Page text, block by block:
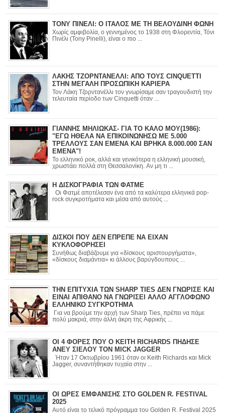
ΤΟΝΥ ΠΙΝΕΛΙ: Ο ΙΤΑΛΟΣ ΜΕ ΤΗ ΒΕΛΟΥΔΙΝΗ ΦΩΝΗ
Χωρίς αμφιβολία, ο γεννημένος το 1938 στη Φλορεντία, Τόνι
Πινέλι (Tony Pinelli), είναι ο πιο ...
ΛΑΚΗΣ ΤΖΟΡΝΤΑΝΕΛΛΙ: ΑΠΟ ΤΟΥΣ CINQUETTI
ΣΤΗΝ ΜΕΓΑΛΗ ΠΡΟΣΩΠΙΚΗ ΚΑΡΙΕΡΑ
Τον Λάκη Τζορντανέλλι τον γνωρίσαμε σαν τραγουδιστή την
τελευταία περίοδο των Cinquetti όταν ...
ΓΙΑΝΝΗΣ ΜΗΛΙΩΚΑΣ- ΓΙΑ ΤΟ ΚΑΛΟ ΜΟΥ(1986):
"ΕΓΩ ΗΘΕΛΑ ΝΑ ΕΠΙΚΟΙΝΩΝΗΣΩ ΜΕ 5.000
ΤΡΕΛΛΟΥΣ ΣΑΝ ΕΜΕΝΑ ΚΑΙ ΒΡΗΚΑ 8.000.000 ΣΑΝ
ΕΜΕΝΑ"!
Το ελληνικό ροκ, αλλά και γενικότερα η ελληνική μουσική,
χρωστάει πολλά στη Θεσσαλονίκη. Αν μη τι ...
Η ΔΙΣΚΟΓΡΑΦΙΑ ΤΩΝ ΦΑΤΜΕ
Οι Φατμέ αποτέλεσαν ένα από τα καλύτερα ελληνικά pop-
rock συγκροτήματα και μέσα από αυτούς ...
ΔΙΣΚΟΙ ΠΟΥ ΔΕΝ ΕΠΡΕΠΕ ΝΑ ΕΙΧΑΝ
ΚΥΚΛΟΦΟΡΗΣΕΙ
Συνήθως διαβάζουμε για «δίσκους αριστουργήματα»,
«δίσκους διαμάντια» κι άλλους βαρύγδουπους ...
ΤΗΝ ΕΠΙΤΥΧΙΑ ΤΩΝ SHARP TIES ΔΕΝ ΓΝΩΡΙΣΕ ΚΑΙ
ΕΙΝΑΙ ΑΠΙΘΑΝΟ ΝΑ ΓΝΩΡΙΣΕΙ ΑΛΛΟ ΑΓΓΛΟΦΩΝΟ
ΕΛΛΗΝΙΚΟ ΣΥΓΚΡΟΤΗΜΑ
Για να βρούμε την αρχή των Sharp Ties, πρέπει να πάμε
πολύ μακριά, στην άλλη άκρη της Αφρικής ...
ΟΙ 4 ΦΟΡΕΣ ΠΟΥ Ο KEITH RICHARDS ΠΗΔΗΣΕ
ΑΝΕΥ ΣΙΕΛΟΥ ΤΟΝ MICK JAGGER
Ήταν 17 Οκτωβρίου 1961 όταν οι Keith Richards και Mick
Jagger, συναντήθηκαν τυχαία στην ...
ΟΙ ΩΡΕΣ ΕΜΦΑΝΙΣΗΣ ΣΤΟ GOLDEN R. FESTIVAL
2025
Αυτό είναι το τελικό πρόγραμμα του Golden R. Festival 2025